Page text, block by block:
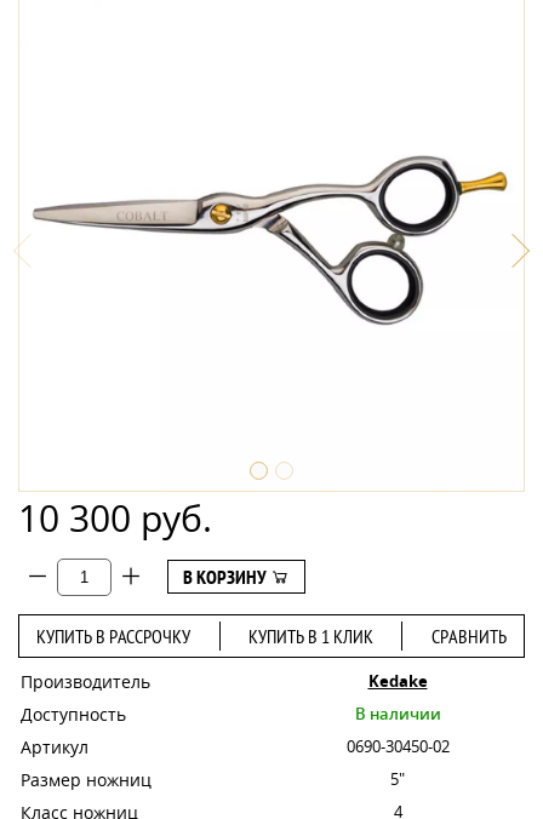
10 300 руб.
В КОРЗИНУ
КУПИТЬ В РАССРОЧКУ КУПИТЬ В 1 КЛИК СРАВНИТЬ
Производитель Kedake
Доступность В наличии
Артикул 0690-30450-02
Размер ножниц 5"
Класс ножниц 4